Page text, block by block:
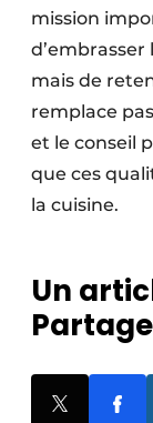
mission
d’embrasser
mais de
remplace
et le conseil
que ces
la cuisine.
Un